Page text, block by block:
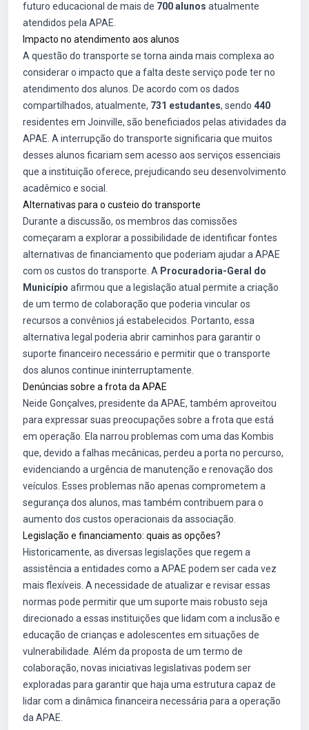
futuro educacional de mais de 700 alunos atualmente
atendidos pela APAE.
Impacto no atendimento aos alunos
A questão do transporte se torna ainda mais complexa ao
considerar o impacto que a falta deste serviço pode ter no
atendimento dos alunos. De acordo com os dados
compartilhados, atualmente, 731 estudantes, sendo 440
residentes em Joinville, são beneficiados pelas atividades da
APAE. A interrupção do transporte significaria que muitos
desses alunos ficariam sem acesso aos serviços essenciais
que a instituição oferece, prejudicando seu desenvolvimento
acadêmico e social.
Alternativas para o custeio do transporte
Durante a discussão, os membros das comissões
começaram a explorar a possibilidade de identificar fontes
alternativas de financiamento que poderiam ajudar a APAE
com os custos do transporte. A Procuradoria-Geral do
Município afirmou que a legislação atual permite a criação
de um termo de colaboração que poderia vincular os
recursos a convênios já estabelecidos. Portanto, essa
alternativa legal poderia abrir caminhos para garantir o
suporte financeiro necessário e permitir que o transporte
dos alunos continue ininterruptamente.
Denúncias sobre a frota da APAE
Neide Gonçalves, presidente da APAE, também aproveitou
para expressar suas preocupações sobre a frota que está
em operação. Ela narrou problemas com uma das Kombis
que, devido a falhas mecânicas, perdeu a porta no percurso,
evidenciando a urgência de manutenção e renovação dos
veículos. Esses problemas não apenas comprometem a
segurança dos alunos, mas também contribuem para o
aumento dos custos operacionais da associação.
Legislação e financiamento: quais as opções?
Historicamente, as diversas legislações que regem a
assistência a entidades como a APAE podem ser cada vez
mais flexíveis. A necessidade de atualizar e revisar essas
normas pode permitir que um suporte mais robusto seja
direcionado a essas instituições que lidam com a inclusão e
educação de crianças e adolescentes em situações de
vulnerabilidade. Além da proposta de um termo de
colaboração, novas iniciativas legislativas podem ser
exploradas para garantir que haja uma estrutura capaz de
lidar com a dinâmica financeira necessária para a operação
da APAE.